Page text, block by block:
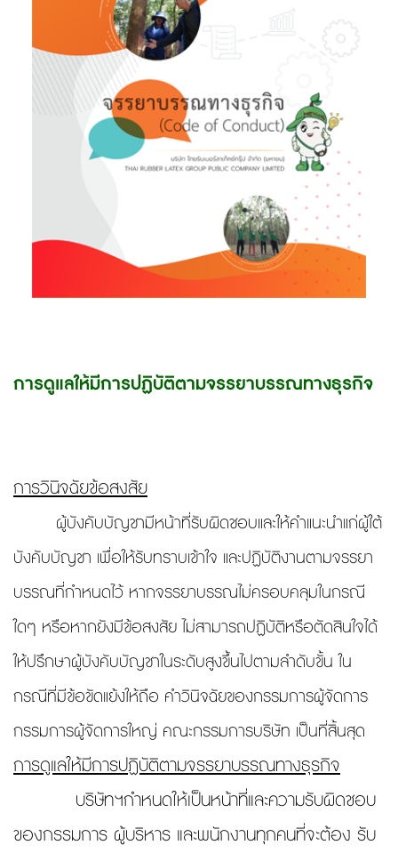
การดูแลให้มีการปฏิบัติตามจรรยาบรรณทางธุรกิจ
การวินิจฉัยข้อสงสัย
ผู้บังคับบัญชามีหน้าที่รับผิดชอบและให้คำแนะนำแก่ผู้ใต้
บังคับบัญชา เพื่อให้รับทราบเข้าใจ และปฏิบัติงานตามจรรยา
บรรณที่กำหนดไว้ หากจรรยาบรรณไม่ครอบคลุมในกรณี
ใดๆ หรือหากยังมีข้อสงสัย ไม่สามารถปฏิบัติหรือตัดสินใจได้
ให้ปรึกษาผู้บังคับบัญชาในระดับสูงขึ้นไปตามลำดับขั้น ใน
กรณีที่มีข้อขัดแย้งให้ถือ คำวินิจฉัยของกรรมการผู้จัดการ
กรรมการผู้จัดการใหญ่ คณะกรรมการบริษัท เป็นที่สิ้นสุด
การดูแลให้มีการปฏิบัติตามจรรยาบรรณทางธุรกิจ
บริษัทฯกำหนดให้เป็นหน้าที่และความรับผิดชอบ
ของกรรมการ ผู้บริหาร และพนักงานทุกคนที่จะต้อง รับ